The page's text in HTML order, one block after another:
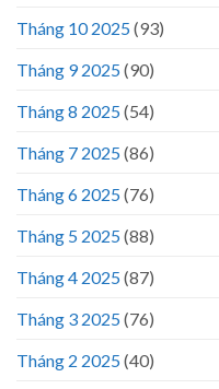
Tháng 10 2025(93)
Tháng 9 2025(90)
Tháng 8 2025(54)
Tháng 7 2025(86)
Tháng 6 2025(76)
Tháng 5 2025(88)
Tháng 4 2025(87)
Tháng 3 2025(76)
Tháng 2 2025(40)